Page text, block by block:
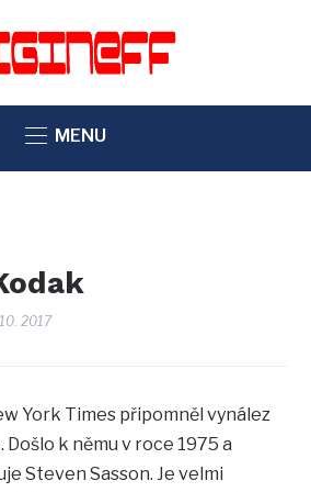
MENU
2017
York Times připomněl vynález
k němu v roce 1975 a
Steven Sasson. Je velmi